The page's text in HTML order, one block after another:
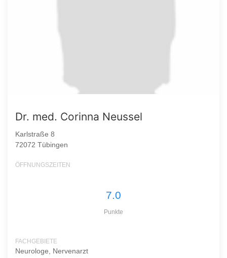
Dr. med. Corinna Neussel
Karlstraße 8
72072 Tübingen
ÖFFNUNGSZEITEN
7.0
Punkte
FACHGEBIETE
Neurologe, Nervenarzt